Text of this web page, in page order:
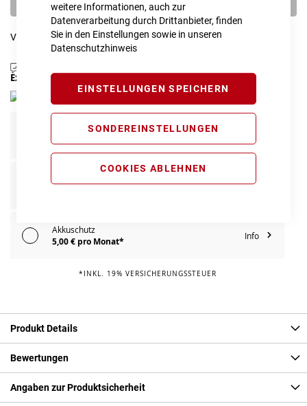
weitere Informationen, auch zur
Datenverarbeitung durch Drittanbieter, finden
Sie in den Einstellungen sowie in unseren
Datenschutzhinweis
EINSTELLUNGEN SPEICHERN
SONDEREINSTELLUNGEN
COOKIES ABLEHNEN
Vergleichsliste: hinzufügen |ansehen
Extra Schutz? Jetzt Tarife entdecken!
E-Bike Komplettschutz
119,00 € pro Jahr*
Info
Akkuschutz
5,00 € pro Monat*
Info
*INKL. 19% VERSICHERUNGSSTEUER
Produkt Details
Bewertungen
Angaben zur Produktsicherheit